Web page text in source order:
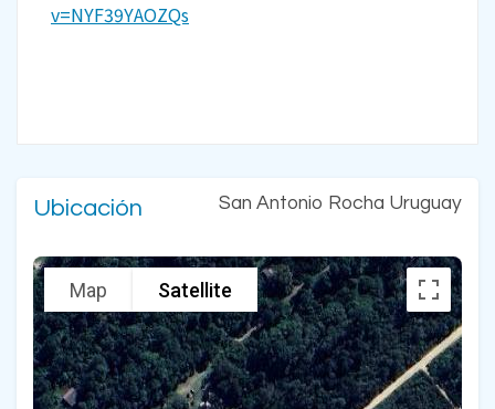
v=NYF39YAOZQs
Ubicación San Antonio Rocha Uruguay
Map Satellite